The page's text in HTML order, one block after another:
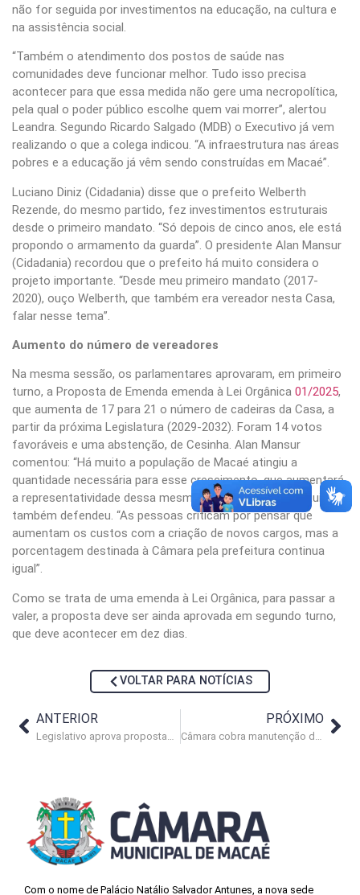
não for seguida por investimentos na educação, na cultura e
na assistência social.
“Também o atendimento dos postos de saúde nas
comunidades deve funcionar melhor. Tudo isso precisa
acontecer para que essa medida não gere uma necropolítica,
pela qual o poder público escolhe quem vai morrer”, alertou
Leandra. Segundo Ricardo Salgado (MDB) o Executivo já vem
realizando o que a colega indicou. “A infraestrutura nas áreas
pobres e a educação já vêm sendo construídas em Macaé”.
Luciano Diniz (Cidadania) disse que o prefeito Welberth
Rezende, do mesmo partido, fez investimentos estruturais
desde o primeiro mandato. “Só depois de cinco anos, ele está
propondo o armamento da guarda”. O presidente Alan Mansur
(Cidadania) recordou que o prefeito há muito considera o
projeto importante. “Desde meu primeiro mandato (2017-
2020), ouço Welberth, que também era vereador nesta Casa,
falar nesse tema”.
Aumento do número de vereadores
Na mesma sessão, os parlamentares aprovaram, em primeiro
turno, a Proposta de Emenda emenda à Lei Orgânica 01/2025,
que aumenta de 17 para 21 o número de cadeiras da Casa, a
partir da próxima Legislatura (2029-2032). Foram 14 votos
favoráveis e uma abstenção, de Cesinha. Alan Mansur
comentou: “Há muito a população de Macaé atingiu a
quantidade necessária para esse crescimento, que aumentará
a representatividade dessa mesma população”. Amaro Luiz
também defendeu. “As pessoas criticam por pensar que
aumentam os custos com a criação de novos cargos, mas a
porcentagem destinada à Câmara pela prefeitura continua
igual”.
Como se trata de uma emenda à Lei Orgânica, para passar a
valer, a proposta deve ser ainda aprovada em segundo turno,
que deve acontecer em dez dias.
VOLTAR PARA NOTÍCIAS
ANTERIOR PRÓXIMO
Com o nome de Palácio Natálio Salvador Antunes, a nova sede